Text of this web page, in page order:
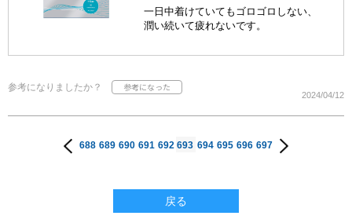
一日中着けていてもゴロゴロしない、
潤い続いて疲れないです。
参考になりましたか？
2024/04/12
688 689 690 691 692 693 694 695 696 697
戻る